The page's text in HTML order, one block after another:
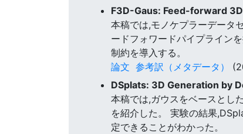
F3D-Gaus: Feed-forward
本稿では,モノケプラーデータ
ードフォワードパイプライン
制約を導入する。
論文 参考訳（メタデータ）
DSplats: 3D Generation by
本稿では,ガウスをベースとし
を紹介した。 実験の結果
定できることがわかった。